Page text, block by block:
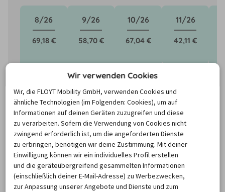
8/26
69,18 €
9/26
58,70 €
10/26
67,04 €
11/26
42,11 €
Wir verwenden Cookies
Wir, die FLOYT Mobility GmbH, verwenden Cookies und
ähnliche Technologien (im Folgenden: Cookies), um auf
Informationen auf deinen Geräten zuzugreifen und diese
zu verarbeiten. Sofern die Verwendung von Cookies nicht
zwingend erforderlich ist, um die angeforderten Dienste
zu erbringen, benötigen wir deine Zustimmung. Mit deiner
Einwilligung können wir ein individuelles Profil erstellen
und die geräteübergreifend gesammelten Informationen
(einschließlich deiner E-Mail-Adresse) zu Werbezwecken,
zur Anpassung unserer Angebote und Dienste und zum